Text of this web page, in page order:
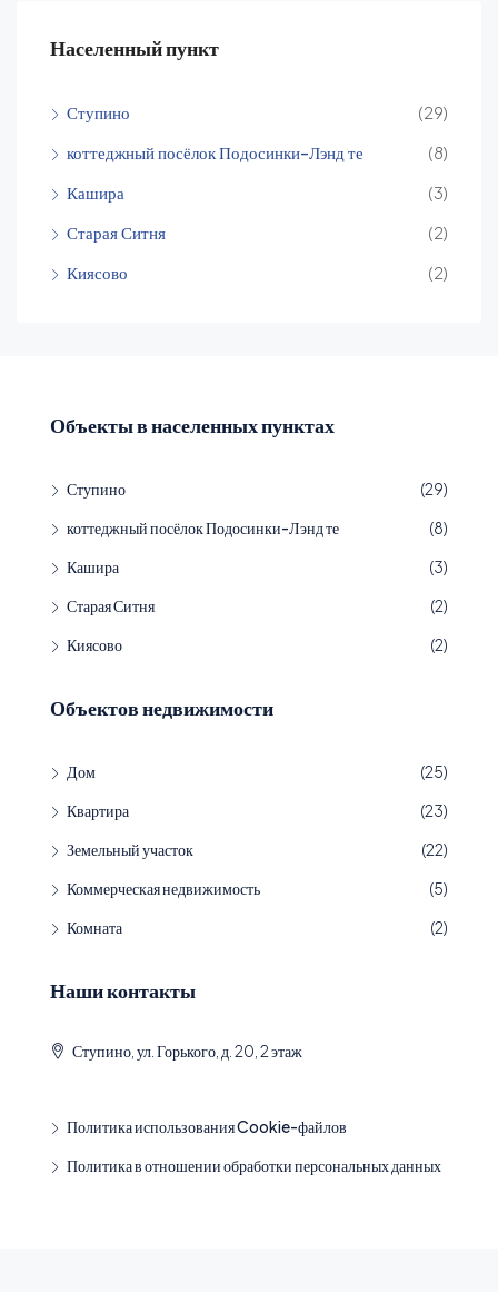
Населенный пункт
Ступино
(29)
коттеджный посёлок Подосинки-Лэнд те
(8)
Кашира
(3)
Старая Ситня
(2)
Киясово
(2)
Объекты в населенных пунктах
Ступино
(29)
коттеджный посёлок Подосинки-Лэнд те
(8)
Кашира
(3)
Старая Ситня
(2)
Киясово
(2)
Объектов недвижимости
Дом
(25)
Квартира
(23)
Земельный участок
(22)
Коммерческая недвижимость
(5)
Комната
(2)
Наши контакты
Ступино, ул. Горького, д. 20, 2 этаж
Политика использования Cookie-файлов
Политика в отношении обработки персональных данных